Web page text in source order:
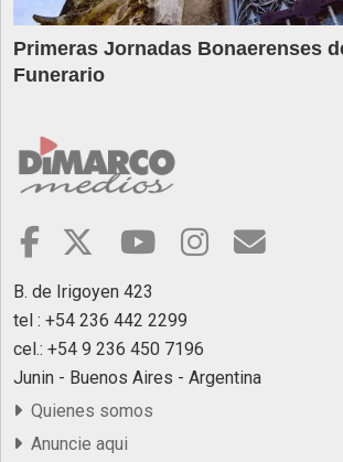
Primeras Jornadas Bonaerenses
Funerario
B. de Irigoyen 423
tel : +54 236 442 2299
cel.: +54 9 236 450 7196
Junin - Buenos Aires - Argentina
Quienes somos
Anuncie aqui